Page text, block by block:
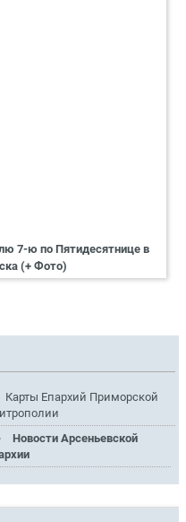
7-ю по Пятидесятнице в
(+ Фото)
Карты Епархий Приморской
Новости Арсеньевской